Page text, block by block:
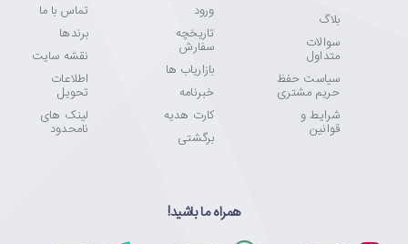
بلاگ
سوالات
متداول
سیاست حفظ
حریم مشتری
شرایط و
قوانین
ورود
تاریخچه
سفارش
بازاریاب ها
خبرنامه
کارت هدیه
برگشتی
تماس با ما
برندها
نقشه سایت
اطلاعات
تحویل
لینک های
نامحدود
همراه ما باشید!